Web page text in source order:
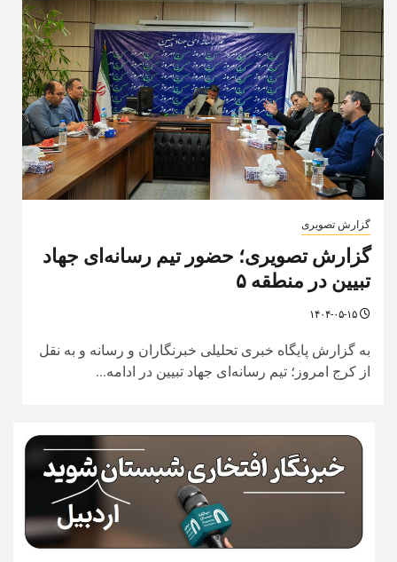
گزارش تصویری
گزارش تصویری؛ حضور تیم رسانه‌ای جهاد
تبیین در منطقه ۵
به گزارش پایگاه خبری تحلیلی خبرنگاران و رسانه و به نقل
از کرج امروز؛ تیم رسانه‌ای جهاد تبیین در ادامه...